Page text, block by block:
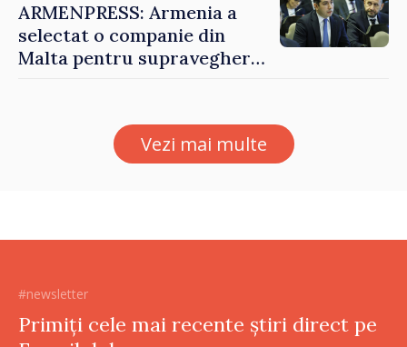
ARMENPRESS: Armenia a
selectat o companie din
Malta pentru supravegherea
Vezi mai multe
#newsletter
Primiți cele mai recente știri direct pe